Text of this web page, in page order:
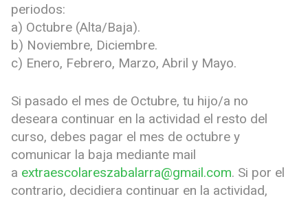
periodos:
a) Octubre (Alta/Baja).
b) Noviembre, Diciembre.
c) Enero, Febrero, Marzo, Abril y Mayo.
Si pasado el mes de Octubre, tu hijo/a no
deseara continuar en la actividad el resto del
curso, debes pagar el mes de octubre y
comunicar la baja mediante mail
a extraescolareszabalarra@gmail.com. Si por el
contrario, decidiera continuar en la actividad,